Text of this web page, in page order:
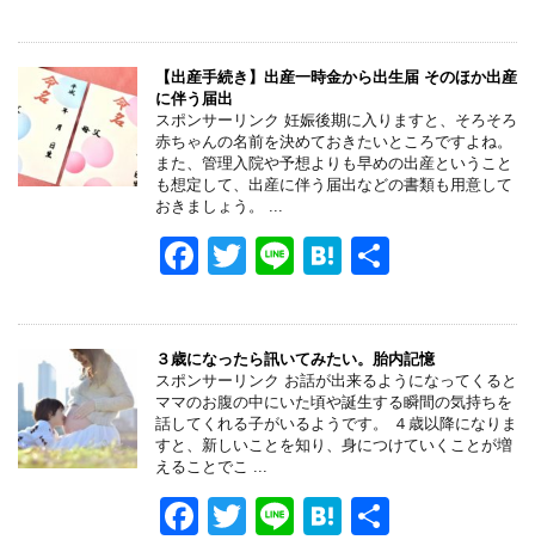
c
e
b
o
o
k
tt
er
e
e
n
a
【出産手続き】出産一時金から出生届 そのほか出産
に伴う届出
スポンサーリンク 妊娠後期に入りますと、そろそろ
赤ちゃんの名前を決めておきたいところですよね。
また、管理入院や予想よりも早めの出産ということ
も想定して、出産に伴う届出などの書類も用意して
おきましょう。 ...
F
c
e
b
o
o
k
T
tt
er
Li
e
H
e
n
a
３歳になったら訊いてみたい。胎内記憶
スポンサーリンク お話が出来るようになってくると
ママのお腹の中にいた頃や誕生する瞬間の気持ちを
話してくれる子がいるようです。 ４歳以降になりま
すと、新しいことを知り、身につけていくことが増
えることでこ ...
F
T
Li
H